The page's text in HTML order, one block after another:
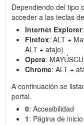
Dependiendo del tipo
acceder a las teclas
Internet Explorer
Firefox: ALT +
ALT + atajo)
Opera:
Chrome: ALT +
A continuación se
portal.
0: Accesibilidad
1: Página de inicio